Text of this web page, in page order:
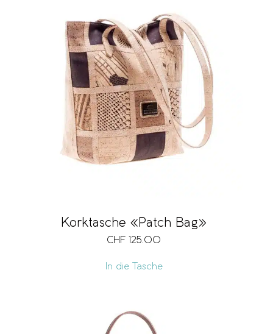
Korktasche «Patch Bag»
CHF 125.00
In die Tasche